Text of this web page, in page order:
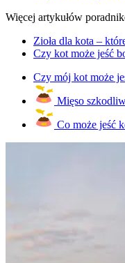
Więcej artykułów
Zioła dla kota –
Czy kot może jeść
Czy mój kot może
Mięso
Co może jeść